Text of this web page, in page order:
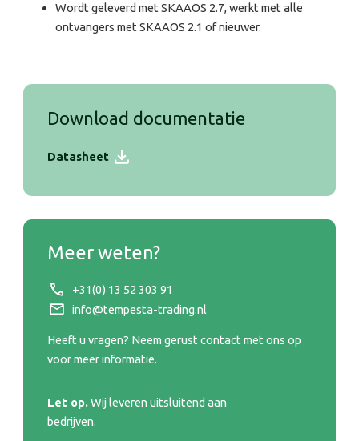
Wordt geleverd met SKAAOS 2.7, werkt met alle
ontvangers met SKAAOS 2.1 of nieuwer.
Download documentatie
Datasheet
Meer weten?
+31(0) 13 52 303 91
info@tempesta-trading.nl
Heeft u vragen? Neem gerust contact met ons op
voor meer informatie.
Let op.Wij leveren uitsluitend aan
bedrijven.
Let op.Wij leveren uitsluitend aan bedrijven.
Naam
Telefoonnummer
E-mailadres